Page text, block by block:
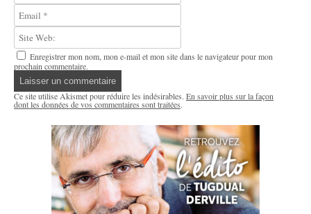
Enregistrer mon nom, mon e-mail et mon site dans le navigateur pour mon
prochain commentaire.
Ce site utilise Akismet pour réduire les indésirables. En savoir plus sur la façon
dont les données de vos commentaires sont traitées.